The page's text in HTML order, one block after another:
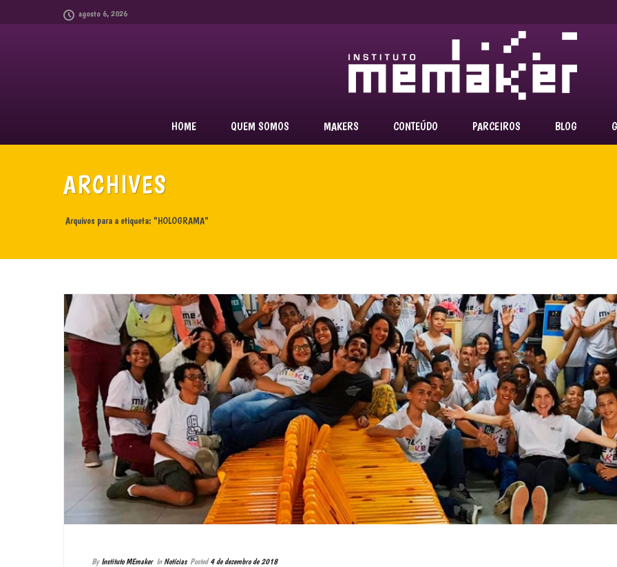
agosto 6, 2026
HOME QUEM SOMOS MAKERS CONTEÚDO PARCEIROS BLOG
ARCHIVES
Arquivos para a etiqueta: "HOLOGRAMA"
By Instituto MEmaker In Notícias Posted 4 de dezembro de 2018